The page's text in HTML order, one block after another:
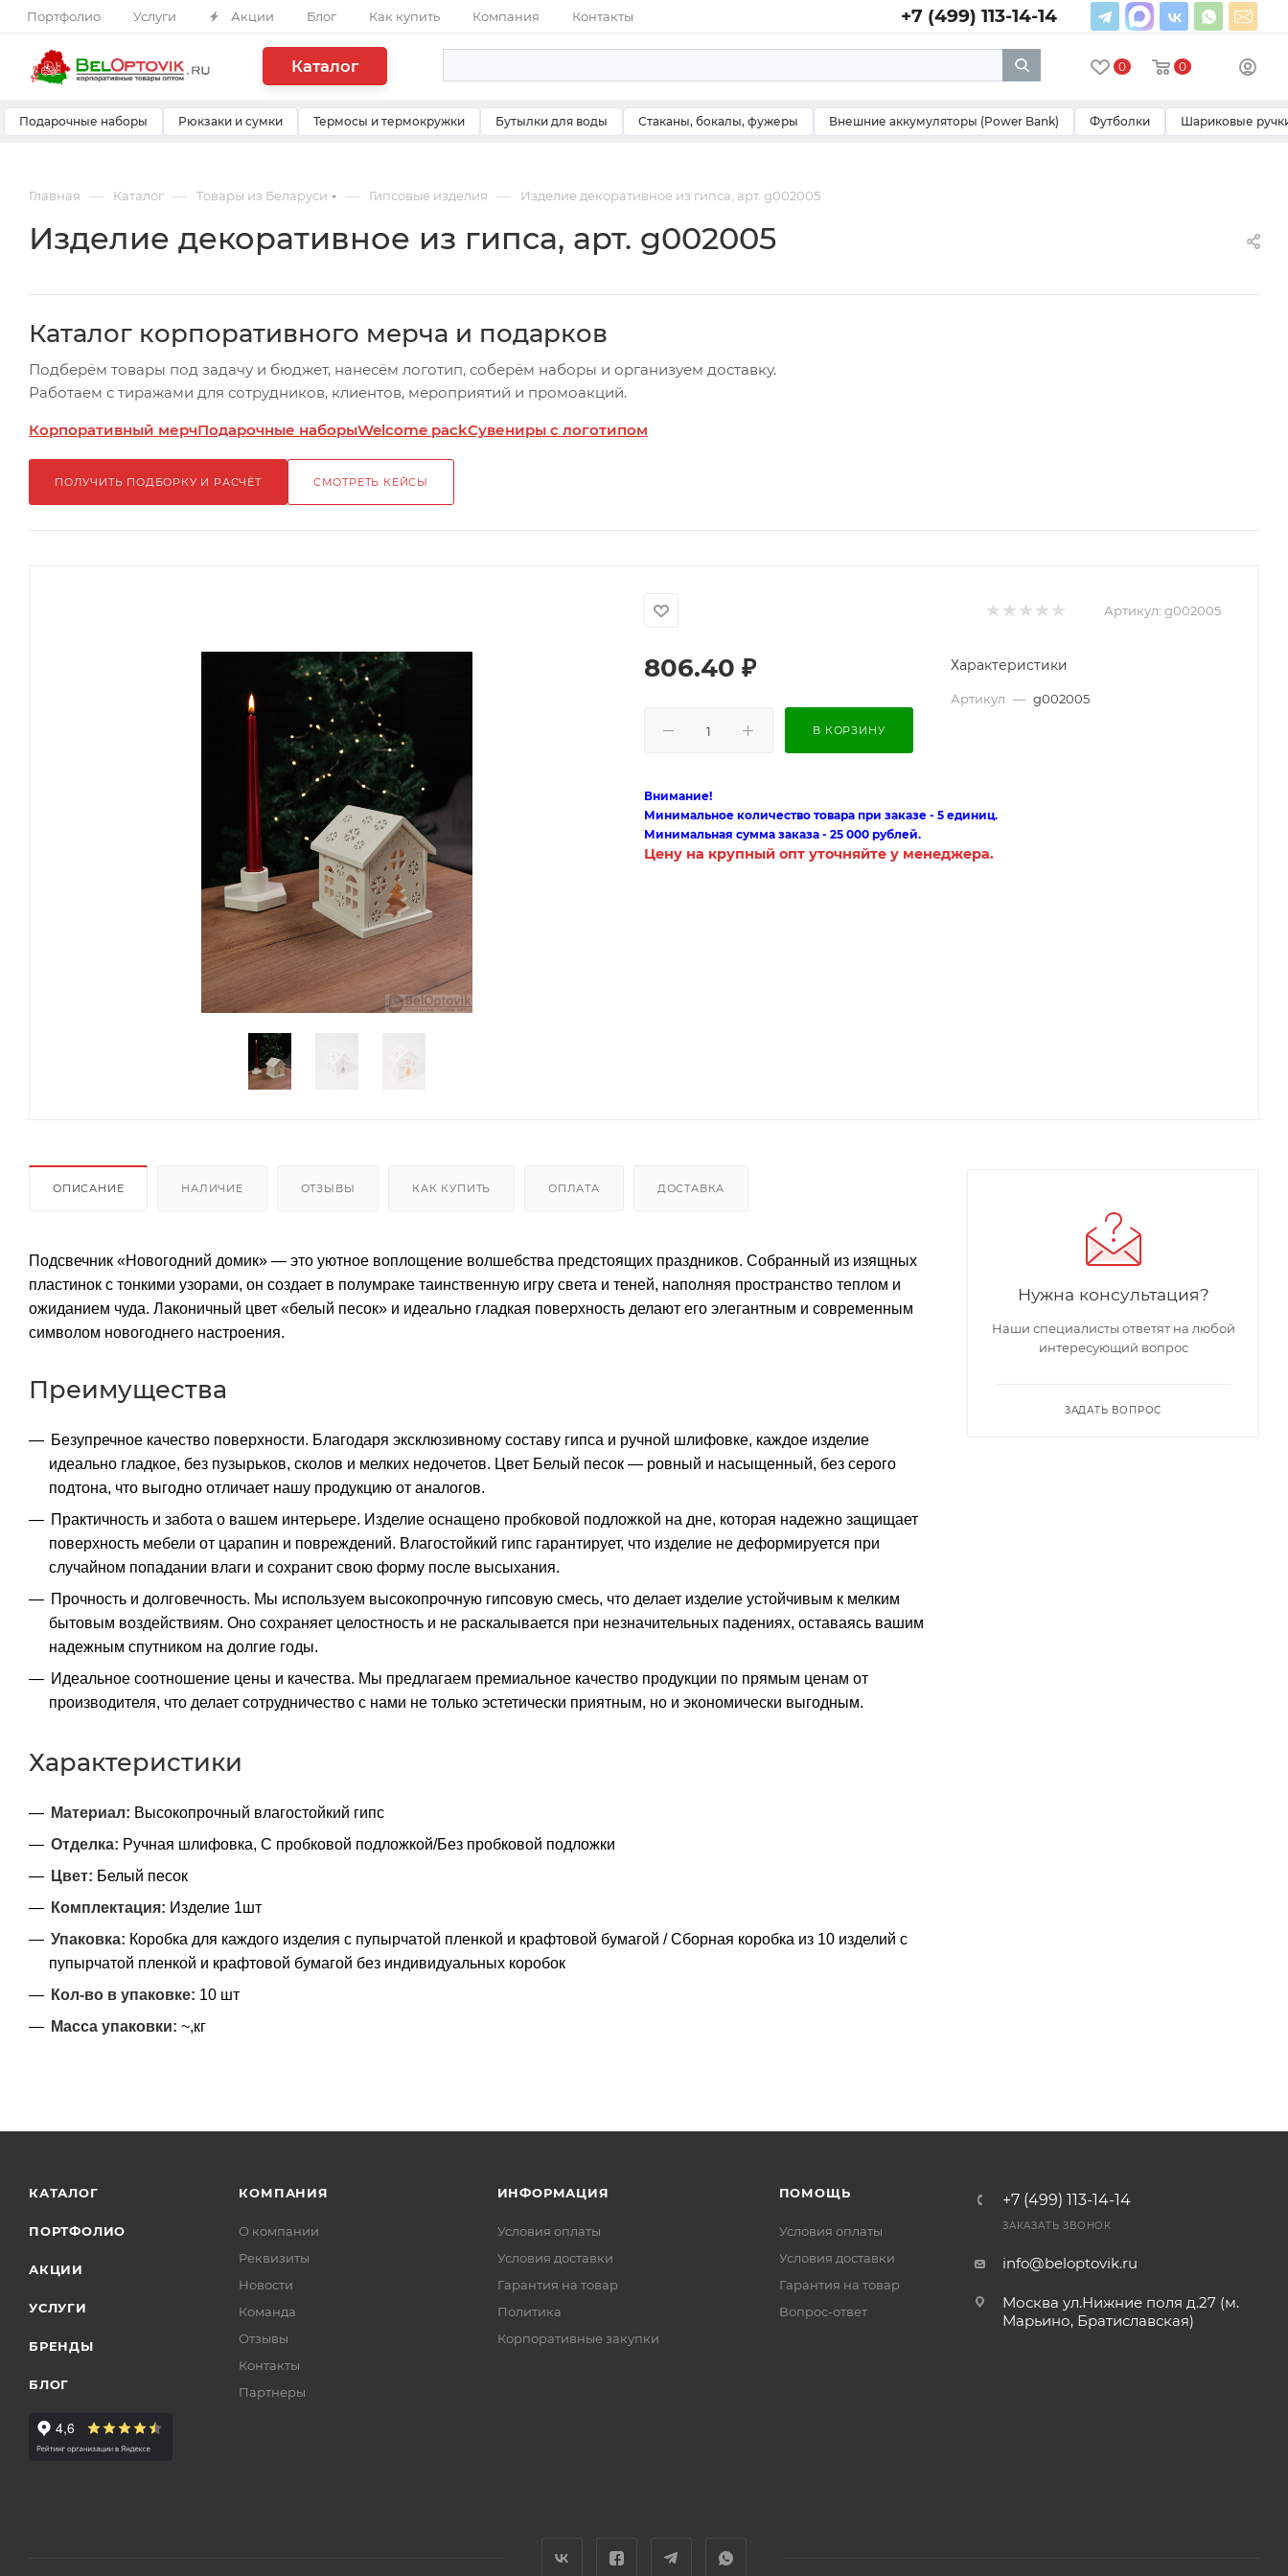
Портфолио Услуги Акции Блог Как купить Компания Контакты +7 (499) 113-14-14
Каталог 0 0
Подарочные наборы Рюкзаки и сумки Термосы и термокружки Бутылки для воды Стаканы, бокалы, фужеры Внешние аккумуляторы (Power Bank) Футболки Шариковые
Главная — Каталог — Товары из Беларуси — Гипсовые изделия — Изделие декоративное из гипса, арт. g002005
Изделие декоративное из гипса, арт. g002005
Каталог корпоративного мерча и подарков
Подберём товары под задачу и бюджет, нанесём логотип, соберём наборы и организуем доставку.
Работаем с тиражами для сотрудников, клиентов, мероприятий и промоакций.
Корпоративный мерчПодарочные наборыWelcome packСувениры с логотипом
ПОЛУЧИТЬ ПОДБОРКУ И РАСЧЁТ СМОТРЕТЬ КЕЙСЫ
Артикул: g002005
806.40 ₽
В КОРЗИНУ
Характеристики
Артикул — g002005
Внимание!
Минимальное количество товара при заказе - 5 единиц.
Минимальная сумма заказа - 25 000 рублей.
Цену на крупный опт уточняйте у менеджера.
ОПИСАНИЕ НАЛИЧИЕ ОТЗЫВЫ КАК КУПИТЬ ОПЛАТА ДОСТАВКА
Подсвечник «Новогодний домик» — это уютное воплощение волшебства предстоящих праздников. Собранный из изящных
пластинок с тонкими узорами, он создает в полумраке таинственную игру света и теней, наполняя пространство теплом и
ожиданием чуда. Лаконичный цвет «белый песок» и идеально гладкая поверхность делают его элегантным и современным
символом новогоднего настроения.
Преимущества
Безупречное качество поверхности. Благодаря эксклюзивному составу гипса и ручной шлифовке, каждое изделие
идеально гладкое, без пузырьков, сколов и мелких недочетов. Цвет Белый песок — ровный и насыщенный, без серого
подтона, что выгодно отличает нашу продукцию от аналогов.
Практичность и забота о вашем интерьере. Изделие оснащено пробковой подложкой на дне, которая надежно защищает
поверхность мебели от царапин и повреждений. Влагостойкий гипс гарантирует, что изделие не деформируется при
случайном попадании влаги и сохранит свою форму после высыхания.
Прочность и долговечность. Мы используем высокопрочную гипсовую смесь, что делает изделие устойчивым к мелким
бытовым воздействиям. Оно сохраняет целостность и не раскалывается при незначительных падениях, оставаясь вашим
надежным спутником на долгие годы.
Идеальное соотношение цены и качества. Мы предлагаем премиальное качество продукции по прямым ценам от
производителя, что делает сотрудничество с нами не только эстетически приятным, но и экономически выгодным.
Характеристики
Материал: Высокопрочный влагостойкий гипс
Отделка: Ручная шлифовка, С пробковой подложкой/Без пробковой подложки
Цвет: Белый песок
Комплектация: Изделие 1шт
Упаковка: Коробка для каждого изделия с пупырчатой пленкой и крафтовой бумагой / Сборная коробка из 10 изделий с
пупырчатой пленкой и крафтовой бумагой без индивидуальных коробок
Кол-во в упаковке: 10 шт
Масса упаковки: ~,кг
Нужна консультация?
Наши специалисты ответят на любой
интересующий вопрос
ЗАДАТЬ ВОПРОС
КАТАЛОГ
ПОРТФОЛИО
АКЦИИ
УСЛУГИ
БРЕНДЫ
БЛОГ
КОМПАНИЯ
О компании
Реквизиты
Новости
Команда
Отзывы
Контакты
Партнеры
ИНФОРМАЦИЯ
Условия оплаты
Условия доставки
Гарантия на товар
Политика
Корпоративные закупки
ПОМОЩЬ
Условия оплаты
Условия доставки
Гарантия на товар
Вопрос-ответ
+7 (499) 113-14-14
ЗАКАЗАТЬ ЗВОНОК
info@beloptovik.ru
Москва ул.Нижние поля д.27 (м.
Марьино, Братиславская)